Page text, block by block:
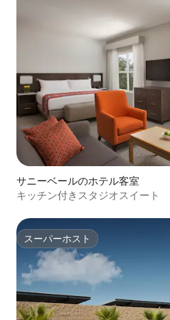
サニーベールのホテル客室
キッチン付きスタジオスイート
スーパーホスト
スーパーホスト